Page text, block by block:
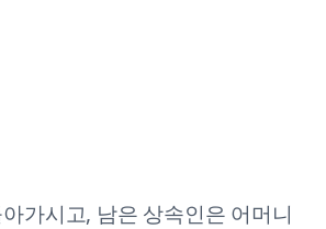
가시고, 남은 상속인은 어머니